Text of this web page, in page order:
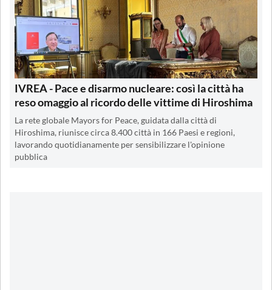
IVREA - Pace e disarmo nucleare: così la città ha
reso omaggio al ricordo delle vittime di Hiroshima
La rete globale Mayors for Peace, guidata dalla città di
Hiroshima, riunisce circa 8.400 città in 166 Paesi e regioni,
lavorando quotidianamente per sensibilizzare l'opinione
pubblica